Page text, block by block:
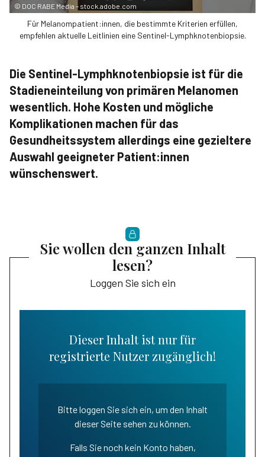
© DOC RABE Media – stock.adobe.com
Für Melanompatient:innen, die bestimmte Kriterien erfüllen,
empfehlen aktuelle Leitlinien eine Sentinel-Lymphknotenbiopsie.
Die Sentinel-Lymphknotenbiopsie ist für die
Stadieneinteilung von primären Melanomen
wesentlich. Hohe Kosten und mögliche
Komplikationen machen für das
Gesundheitssystem allerdings eine gezieltere
Auswahl geeigneter Patient:innen
wünschenswert.
Sie wollen den ganzen Inhalt
lesen?
Loggen Sie sich ein
Dieser Inhalt ist nur für
registrierte Nutzer zugänglich!
Bitte loggen Sie sich ein, um den Inhalt
dieser Seite sehen zu können.
Falls Sie noch kein Konto haben,